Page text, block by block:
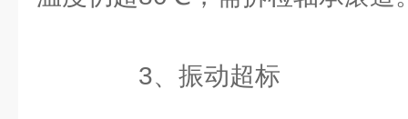
3、振动超标